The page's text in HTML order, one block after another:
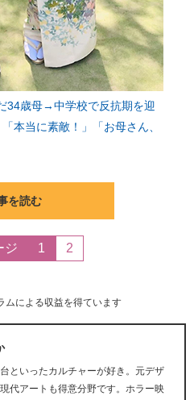
34歳母→中学校で反抗期を迎
当に素敵！」「お母さん、
を読む
ジ 1 2
による収益を得ています
といったカルチャーが好き。元デザ
代アートも得意分野です。ホラー映